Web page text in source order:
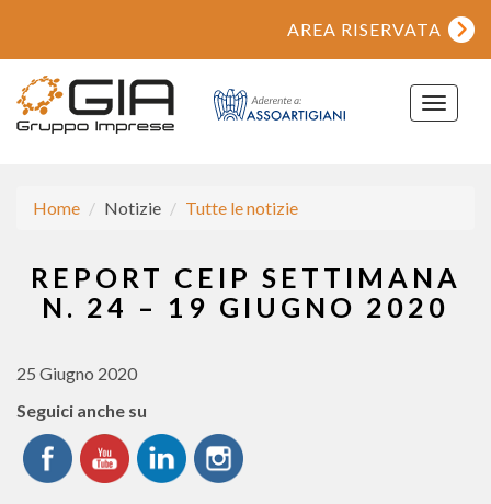
AREA RISERVATA
Toggle
Home Notizie Tutte le notizie
REPORT CEIP SETTIMANA
N. 24 – 19 GIUGNO 2020
25 Giugno 2020
Seguici anche su